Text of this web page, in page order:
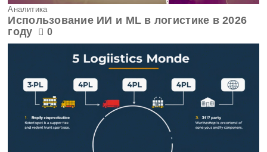
Аналитика
Использование ИИ и ML в логистике в 2026
году
0